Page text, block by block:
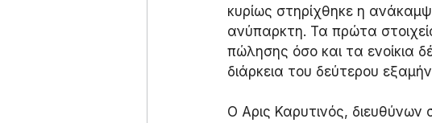
κυρίως στηρίχθηκε η
ανύπαρκτη. Τα πρώτα
πώλησης όσο και τα ενοίκια
διάρκεια του δεύτερου
Ο Αρις Καρυτινός,